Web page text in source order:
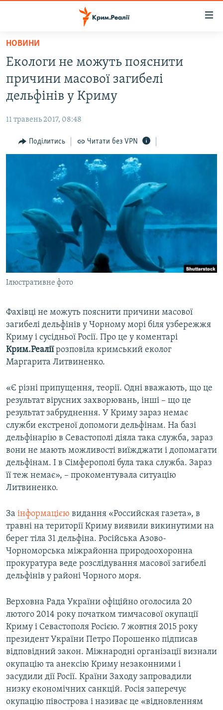
Перейти
основного
матеріалу
Перейти
до
основної
навігації
Перейти
до
ВІДЕО ТА ФОТО
БЛОГИ
ПОГЛЯД
ВСЕ ЗА ДЕНЬ
СПЕЦПРОЕКТИ
ДЕПОРТАЦІЯ
ВІДЕОУРОКИ «ELIFBE»
СВІДЧЕННЯ ОКУПАЦІЇ
УКРАЇНСЬКА ПРОБЛЕМА КРИМУ
ІНФОГРАФІКА
ЯК ОБІЙТИ БЛОКУВАННЯ
Русский
Qırımtatar
ДОЛУЧАЙСЯ!
Усі сайти RFE/RL
НОВИНИ
Екологи не можуть пояснити
причини масової загибелі
дельфінів у Криму
11 травень 2017, 08:48
Поділитись Читати без VPN
Ілюстративне фото
Фахівці не можуть пояснити причини масової
загибелі дельфінів у Чорному морі біля узбережжя
Криму і сусідньої Росії. Про це у коментарі
Крим.Реаліїрозповіла кримський еколог
Маргарита Литвиненко.
«Є різні припущення, теорії. Одні вважають, що це
результат вірусних захворювань, інші – що це
результат забруднення. У Криму зараз немає
служби екстреної допомоги дельфінам. На базі
дельфінарію в Севастополі діяла така служба, зараз
вони не мають можливості виїжджати і допомагати
дельфінам. І в Сімферополі була така служба. Зараз
її теж немає», – прокоментувала ситуацію
Литвиненко.
За інформацією видання «Российская газета», в
травні на території Криму виявили викинутими на
берег тіла 31 дельфіна. Російська Азово-
Чорноморська міжрайонна природоохоронна
прокуратура веде розслідування масової загибелі
дельфінів у районі Чорного моря.
Верховна Рада України офіційно оголосила 20
лютого 2014 року початком тимчасової окупації
Криму і Севастополя Росією. 7 жовтня 2015 року
президент України Петро Порошенко підписав
відповідний закон. Міжнародні організації визнали
окупацію та анексію Криму незаконними і
засудили дії Росії. Країни Заходу запровадили
низку економічних санкцій. Росія заперечує
окупацію півострова і називає це «відновленням